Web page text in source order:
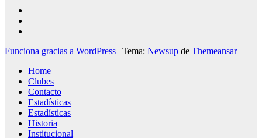
Funciona gracias a WordPress | Tema: Newsup de Themeansar
Home
Clubes
Contacto
Estadísticas
Estadísticas
Historia
Institucional